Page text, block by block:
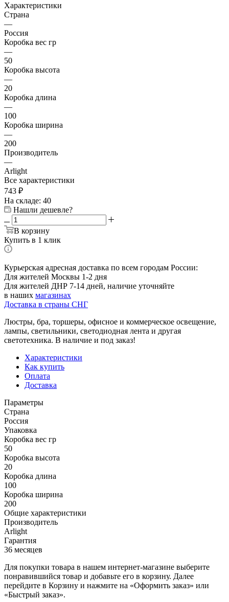
Характеристики
Страна
—
Россия
Коробка вес гр
—
50
Коробка высота
—
20
Коробка длина
—
100
Коробка ширина
—
200
Производитель
—
Arlight
Все характеристики
743 ₽
На складе: 40
Нашли дешевле?
В корзину
Купить в 1 клик
Курьерская адресная доставка по всем городам России:
Для жителей Москвы 1-2 дня
Для жителей ДНР 7-14 дней, наличие уточняйте
в наших магазинах
Доставка в страны СНГ
Люстры, бра, торшеры, офисное и коммерческое освещение,
лампы, светильники, светодиодная лента и другая
светотехника. В наличие и под заказ!
Характеристики
Как купить
Оплата
Доставка
Параметры
Страна
Россия
Упаковка
Коробка вес гр
50
Коробка высота
20
Коробка длина
100
Коробка ширина
200
Общие характеристики
Производитель
Arlight
Гарантия
36 месяцев
Для покупки товара в нашем интернет-магазине выберите
понравившийся товар и добавьте его в корзину. Далее
перейдите в Корзину и нажмите на «Оформить заказ» или
«Быстрый заказ».